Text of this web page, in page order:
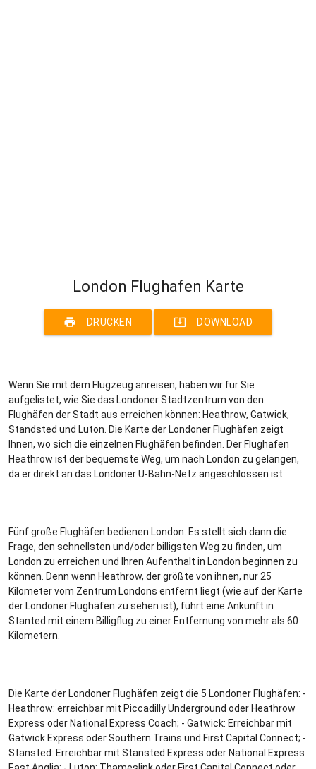
London Flughafen Karte
print DRUCKEN system_update_alt DOWNLOAD
Wenn Sie mit dem Flugzeug anreisen, haben wir für Sie
aufgelistet, wie Sie das Londoner Stadtzentrum von den
Flughäfen der Stadt aus erreichen können: Heathrow, Gatwick,
Standsted und Luton. Die Karte der Londoner Flughäfen zeigt
Ihnen, wo sich die einzelnen Flughäfen befinden. Der Flughafen
Heathrow ist der bequemste Weg, um nach London zu gelangen,
da er direkt an das Londoner U-Bahn-Netz angeschlossen ist.
Fünf große Flughäfen bedienen London. Es stellt sich dann die
Frage, den schnellsten und/oder billigsten Weg zu finden, um
London zu erreichen und Ihren Aufenthalt in London beginnen zu
können. Denn wenn Heathrow, der größte von ihnen, nur 25
Kilometer vom Zentrum Londons entfernt liegt (wie auf der Karte
der Londoner Flughäfen zu sehen ist), führt eine Ankunft in
Stanted mit einem Billigflug zu einer Entfernung von mehr als 60
Kilometern.
Die Karte der Londoner Flughäfen zeigt die 5 Londoner Flughäfen: -
Heathrow: erreichbar mit Piccadilly Underground oder Heathrow
Express oder National Express Coach; - Gatwick: Erreichbar mit
Gatwick Express oder Southern Trains und First Capital Connect; -
Stansted: Erreichbar mit Stansted Express oder National Express